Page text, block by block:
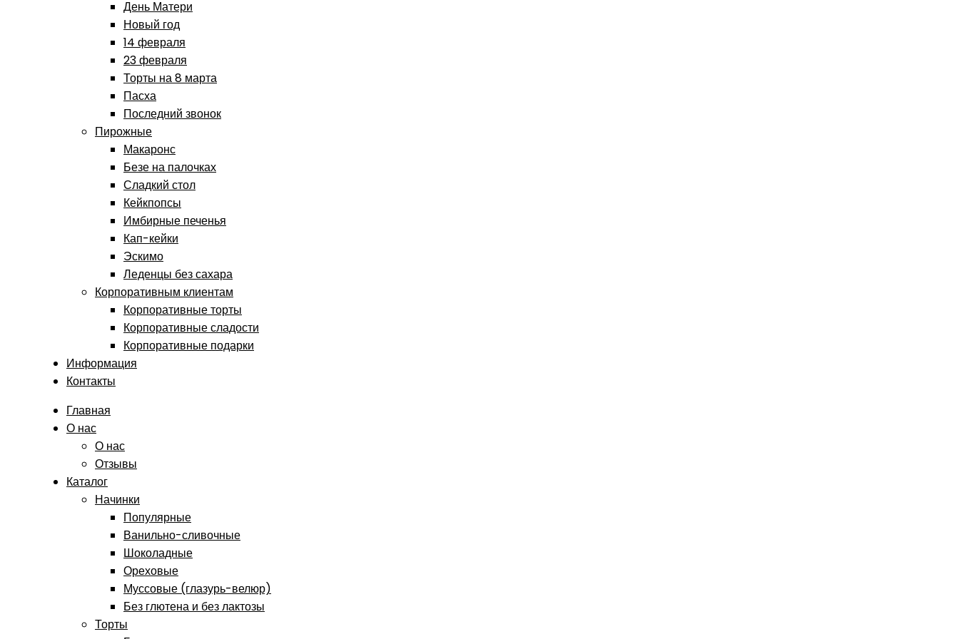
День Матери
Новый год
14 февраля
23 февраля
Торты на 8 марта
Пасха
Последний звонок
Пирожные
Макаронс
Безе на палочках
Сладкий стол
Кейкпопсы
Имбирные печенья
Кап-кейки
Эскимо
Леденцы без сахара
Корпоративным клиентам
Корпоративные торты
Корпоративные сладости
Корпоративные подарки
Информация
Контакты
Главная
О нас
О нас
Отзывы
Каталог
Начинки
Популярные
Ванильно-сливочные
Шоколадные
Ореховые
Муссовые (глазурь-велюр)
Без глютена и без лактозы
Торты